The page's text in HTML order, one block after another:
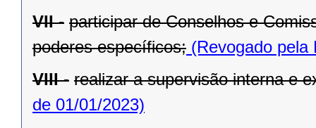
VII - participar de Conselhos e
poderes específicos; (Revogado pela
VIII - realizar a supervisão interna e
de 01/01/2023)